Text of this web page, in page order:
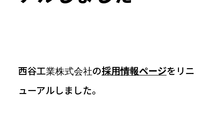
西谷工業株式会社の採用情報ページをリニ
ューアルしました。